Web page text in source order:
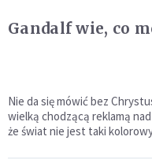
Gandalf wie, co
Nie da się mówić bez
wielką chodzącą reklamą
że świat nie jest taki